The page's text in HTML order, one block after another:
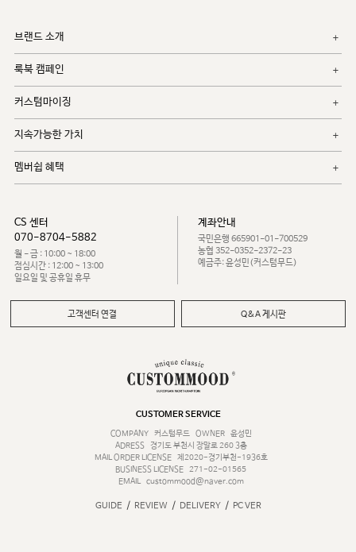
브랜드 소개
룩북 캠페인
커스텀마이징
지속가능한 가치
멤버쉽 혜택
CS 센터
070-8704-5882
월 - 금 : 10:00 ~ 18:00
점심시간 : 12:00 ~ 13:00
일요일 및 공휴일 휴무
계좌안내
국민은행 665901-01-700529
농협 352-0352-2372-23
예금주: 윤성민(커스텀무드)
고객센터 연결 Q&A 게시판
CUSTOMER SERVICE
COMPANY
커스텀무드 OWNER
윤성민
ADRESS
경기도 부천시 장말로 260 3층
MAIL ORDER LICENSE
제2020-경기부천-1936호
BUSINESS LICENSE 271-02-01565
EMAIL
custommood@naver.com
GUIDE / REVIEW / DELIVERY / PC VER